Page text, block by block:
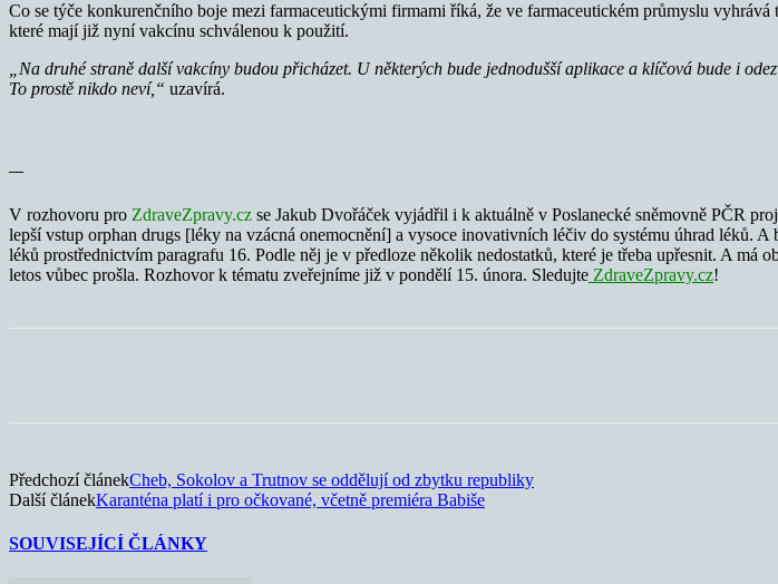
Co se týče konkurenčního boje mezi farmaceutickými firmami říká, že ve farmaceutickém průmyslu
které mají již nyní vakcínu schválenou k použití.
„Na druhé straně další vakcíny budou přicházet. U některých bude jednodušší aplikace a klíčová bude i
To prostě nikdo neví,“ uzavírá.
—
V rozhovoru pro ZdraveZpravy.cz se Jakub Dvořáček vyjádřil i k aktuálně v Poslanecké sněmovně PČR
lepší vstup orphan drugs [léky na vzácná onemocnění] a vysoce inovativních léčiv do systému úhrad léků.
léků prostřednictvím paragrafu 16. Podle něj je v předloze několik nedostatků, které je třeba upřesnit. A
letos vůbec prošla. Rozhovor k tématu zveřejníme již v pondělí 15. února. Sledujte ZdraveZpravy.cz!
Předchozí článekCheb, Sokolov a Trutnov se oddělují od zbytku republiky
Další článekKaranténa platí i pro očkované, včetně premiéra Babiše
SOUVISEJÍCÍ ČLÁNKY